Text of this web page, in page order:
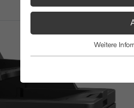
Weitere